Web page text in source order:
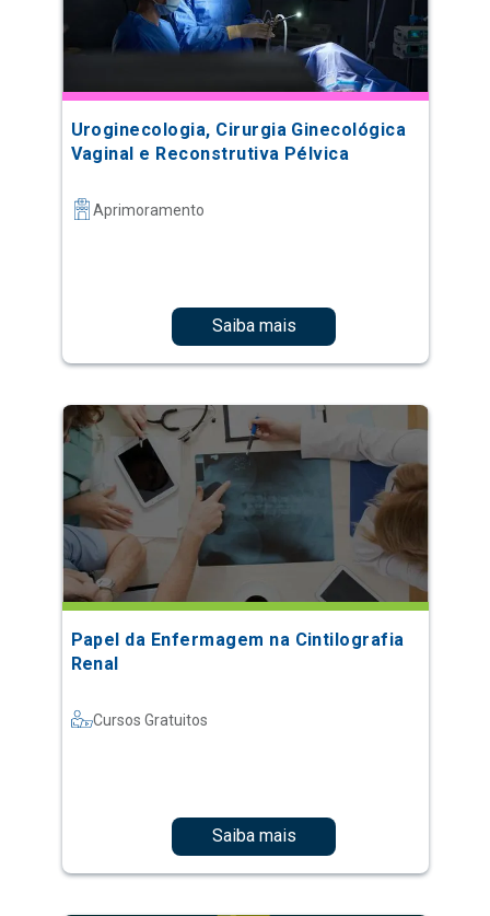
Uroginecologia, Cirurgia Ginecológica
Vaginal e Reconstrutiva Pélvica
Aprimoramento
Saiba mais
Papel da Enfermagem na Cintilografia
Renal
Cursos Gratuitos
Saiba mais